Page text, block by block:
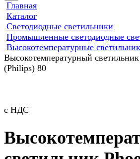
Главная
Каталог
Светодиодные светильники
Промышленные светодиодные
Высокотемпературные
Высокотемпературный
(Philips) 80
с НДС